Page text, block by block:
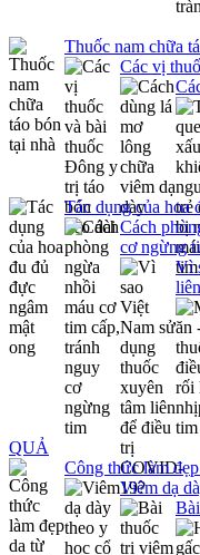
Thuốc nam chữa
Các vị
Tác dụng của hoa
Cách
cơ ngừng
Vì
QUẢ
Công thức làm
Viêm dạ